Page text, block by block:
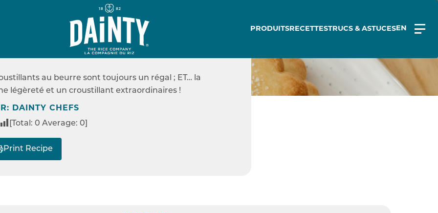
PRODUITS RECETTESTRUCS & ASTUCES EN
GLUTEN
au beurre sont toujours un régal ; ET… la
légèreté et un croustillant extraordinaires !
DAINTY CHEFS
[Total: 0 Average: 0
Print Recipe